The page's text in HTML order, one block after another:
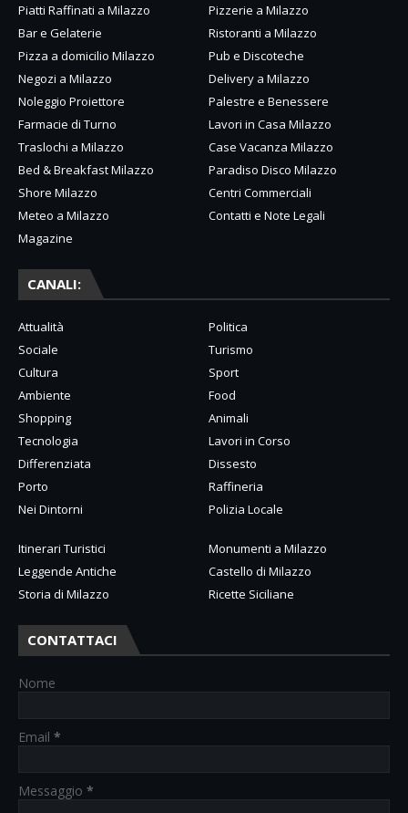
Piatti Raffinati a Milazzo
Pizzerie a Milazzo
Bar e Gelaterie
Ristoranti a Milazzo
Pizza a domicilio Milazzo
Pub e Discoteche
Negozi a Milazzo
Delivery a Milazzo
Noleggio Proiettore
Palestre e Benessere
Farmacie di Turno
Lavori in Casa Milazzo
Traslochi a Milazzo
Case Vacanza Milazzo
Bed & Breakfast Milazzo
Paradiso Disco Milazzo
Shore Milazzo
Centri Commerciali
Meteo a Milazzo
Contatti e Note Legali
Magazine
CANALI:
Attualità
Politica
Sociale
Turismo
Cultura
Sport
Ambiente
Food
Shopping
Animali
Tecnologia
Lavori in Corso
Differenziata
Dissesto
Porto
Raffineria
Nei Dintorni
Polizia Locale
Itinerari Turistici
Monumenti a Milazzo
Leggende Antiche
Castello di Milazzo
Storia di Milazzo
Ricette Siciliane
CONTATTACI
Nome
Email *
Messaggio *